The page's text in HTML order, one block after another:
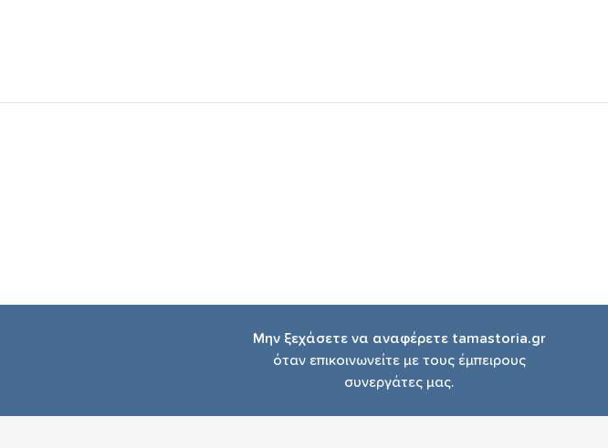
Μην ξεχάσετε να αναφέρετε tamastoria.gr
όταν επικοινωνείτε με τους έμπειρους
συνεργάτες μας.